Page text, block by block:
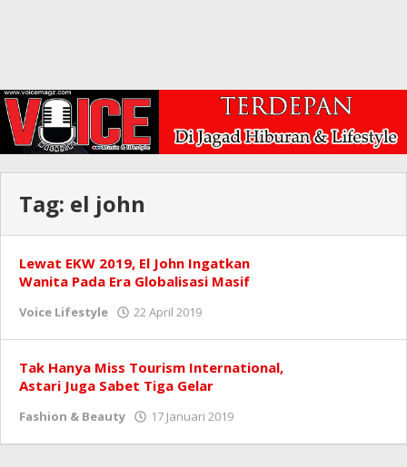
Tag: el john
Lewat EKW 2019, El John Ingatkan
Wanita Pada Era Globalisasi Masif
Voice Lifestyle 22 April 2019
Tak Hanya Miss Tourism International,
Astari Juga Sabet Tiga Gelar
Fashion & Beauty 17 Januari 2019